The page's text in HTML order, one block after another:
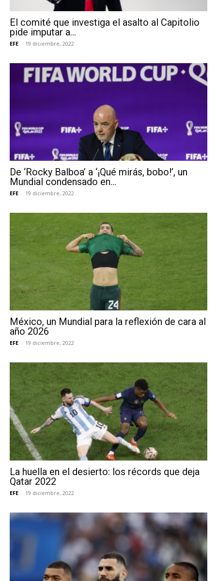
El comité que investiga el asalto al Capitolio
pide imputar a...
EFE - 19 diciembre, 2022
De ‘Rocky Balboa’ a ‘¡Qué mirás, bobo!’, un
Mundial condensado en...
EFE - 19 diciembre, 2022
México, un Mundial para la reflexión de cara al
año 2026
EFE - 19 diciembre, 2022
La huella en el desierto: los récords que deja
Qatar 2022
EFE - 19 diciembre, 2022